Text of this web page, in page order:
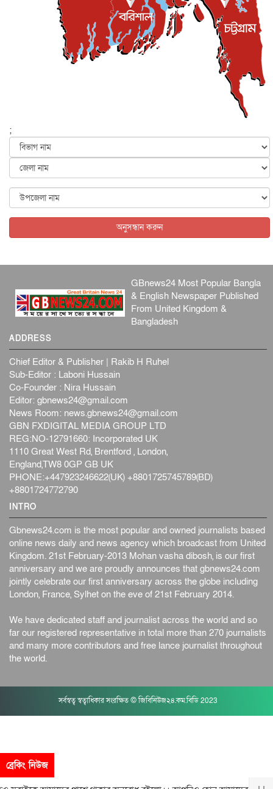
৫ আগস্ট, ২০২৬
বেনজীর আহমেদের সঙ্গে পরীমনির ঘনিষ্ঠ সম্পর্ক ছিল : নাসির
মাহম...
জাতীয় ৫ আগস্ট, ২০২৬
হরমুজ নিয়ে ইরান-মার্কিন চুক্তি হতে পারে আজ : মার্কিন অর্থমন...
৫ আগস্ট, ২০২৬
পৃথিবীর দিকে আসছে বিধ্বংসী বস্তু, পারমাণবিক বোমা দিয়ে করা
আন্তর্জাতিক ৫ আগস্ট, ২০২৬
কেনিয়ায় ১৫ হাতির রহস্যজনক মৃত্যু, সন্দেহের মুখে কীটনাশকের
আন্তর্জাতিক ৫ আগস্ট, ২০২৬
;
অনুসন্ধান করুন
GBnews24 Most Popular Bangla
& English Newspaper Published
From United Kingdom &
Bangladesh
ADDRESS
Chief Editor & Publisher | Rakib H Ruhel
Sub-Editor : Laboni Hussain
Co-Founder : Nira Hussain
Editor: gbnews24@gmail.com
News Room: news.gbnews24@gmail.com
GBN FXDIGITAL MEDIA GROUP LTD
REG:NO-12791660: Incorporated UK
1110 Great West Rd, Brentford , London,
England,TW8 0GP GB UK
PHONE:+447923246622(UK) +8801725745789(BD)
+8801724772790
INTRO
Gbnews24.com is the most popular and owned journalists based
online news daily and news agency which broadcast from United
Kingdom. 21st February-2013 Mohan vasha dibosh, is our first
anniversary and we are proudly announces that gbnews24.com
jointly celebrate our first anniversary across the globe including
London, France, Sylhet on the eve of 21st February 2014.
We have dedicated staff and journalist across the world and so
far our registered representative in total more than 270 journalists
and many more contributors and free lance journalist throughout
the world.
সর্বস্বত্ব স্বত্বাধিকার সংরক্ষিত © জিবিনিউজ২৪.কম.বিডি 2023
ব্রেকিং নিউজ